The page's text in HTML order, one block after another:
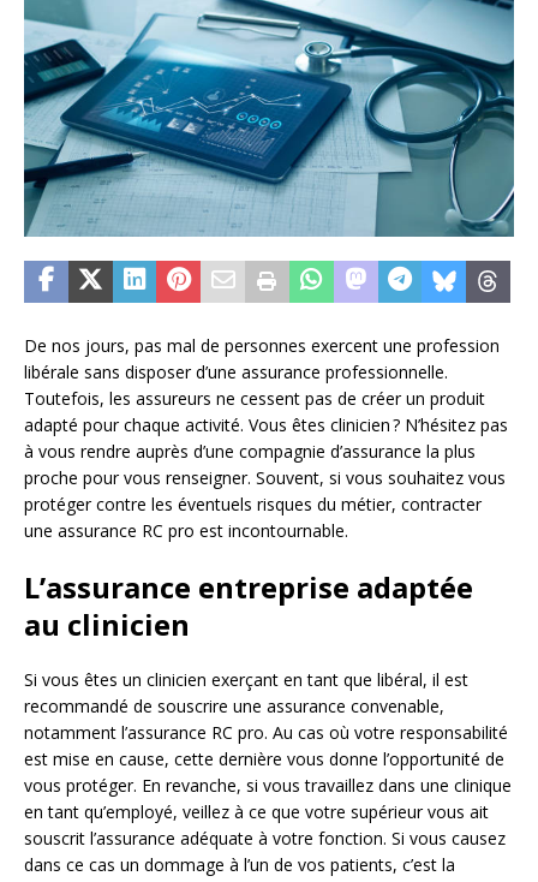
De nos jours, pas mal de personnes exercent une profession
libérale sans disposer d’une assurance professionnelle.
Toutefois, les assureurs ne cessent pas de créer un produit
adapté pour chaque activité. Vous êtes clinicien ? N’hésitez pas
à vous rendre auprès d’une compagnie d’assurance la plus
proche pour vous renseigner. Souvent, si vous souhaitez vous
protéger contre les éventuels risques du métier, contracter
une assurance RC pro est incontournable.
L’assurance entreprise adaptée
au clinicien
Si vous êtes un clinicien exerçant en tant que libéral, il est
recommandé de souscrire une assurance convenable,
notamment l’assurance RC pro. Au cas où votre responsabilité
est mise en cause, cette dernière vous donne l’opportunité de
vous protéger. En revanche, si vous travaillez dans une clinique
en tant qu’employé, veillez à ce que votre supérieur vous ait
souscrit l’assurance adéquate à votre fonction. Si vous causez
dans ce cas un dommage à l’un de vos patients, c’est la